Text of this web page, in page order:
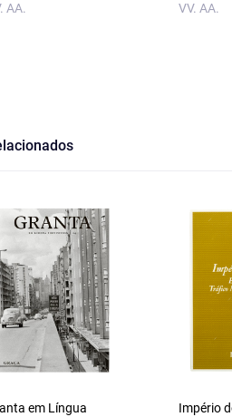
AA.
VV. AA.
em Língua
Império